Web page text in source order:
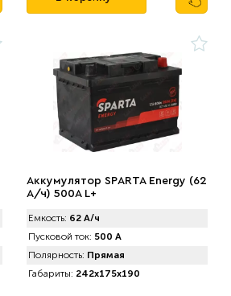
Аккумулятор SPАRTA Energy (62
А/ч) 500A L+
Емкость: 62 А/ч
Пусковой ток: 500 А
Полярность: Прямая
Габариты: 242x175x190